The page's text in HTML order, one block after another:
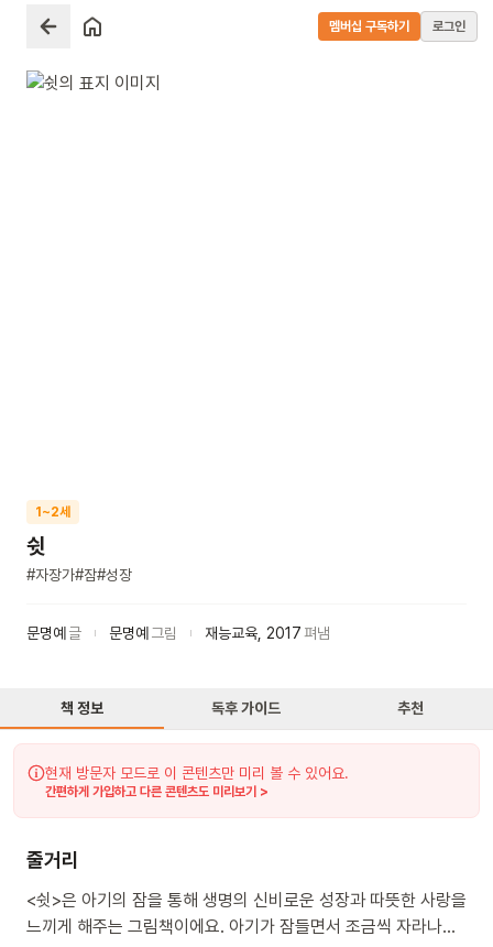
멤버십 구독하기 로그인
1~2세
쉿
#자장가#잠#성장
문명예 글 문명예 그림 재능교육 2017펴냄
책 정보 독후 가이드 추천
현재 방문자 모드로 이 콘텐츠만 미리 볼 수 있어요.
간편하게 가입하고 다른 콘텐츠도 미리보기 >
줄거리
<쉿>은 아기의 잠을 통해 생명의 신비로운 성장과 따뜻한 사랑을
느끼게 해주는 그림책이에요. 아기가 잠들면서 조금씩 자라나는